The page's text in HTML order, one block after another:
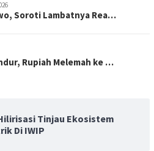
Soroti Lambatnya Rea…
Rupiah Melemah ke …
Tinjau Ekosistem
Di IWIP